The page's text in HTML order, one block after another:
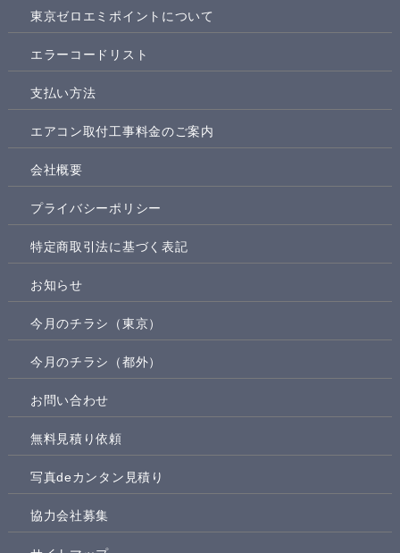
東京ゼロエミポイントについて
エラーコードリスト
支払い方法
エアコン取付工事料金のご案内
会社概要
プライバシーポリシー
特定商取引法に基づく表記
お知らせ
今月のチラシ（東京）
今月のチラシ（都外）
お問い合わせ
無料見積り依頼
写真deカンタン見積り
協力会社募集